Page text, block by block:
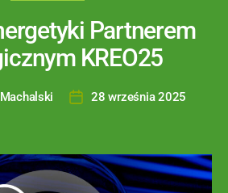
Partnerem
KREO25
28 września 2025